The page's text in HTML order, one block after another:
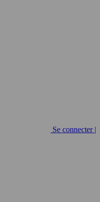
Se connecter |